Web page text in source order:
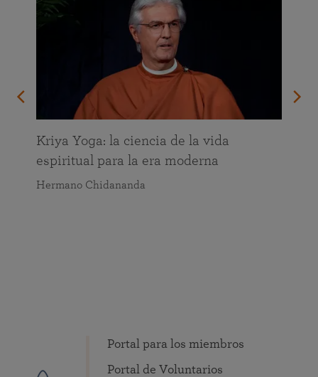
Kriya Yoga: la ciencia de la vida
espiritual para la era moderna
Hermano Chidananda
Portal para los miembros
Portal de Voluntarios